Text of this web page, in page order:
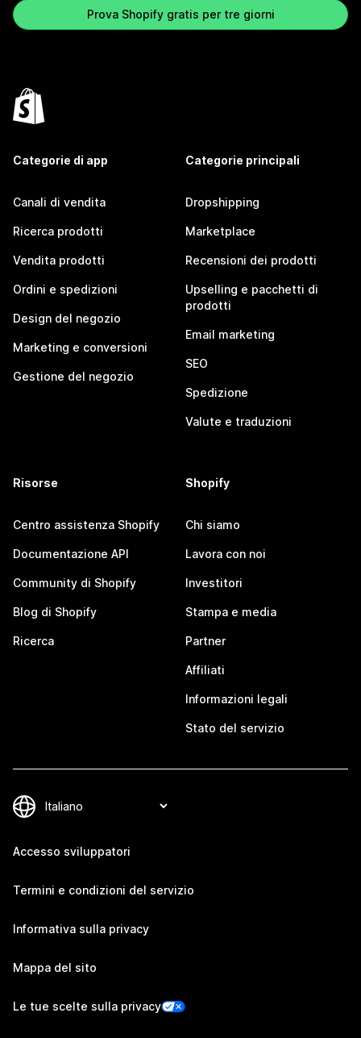
Prova Shopify gratis per tre giorni
Categorie di app
Canali di vendita
Ricerca prodotti
Vendita prodotti
Ordini e spedizioni
Design del negozio
Marketing e conversioni
Gestione del negozio
Categorie principali
Dropshipping
Marketplace
Recensioni dei prodotti
Upselling e pacchetti di
prodotti
Email marketing
SEO
Spedizione
Valute e traduzioni
Risorse
Centro assistenza Shopify
Documentazione API
Community di Shopify
Blog di Shopify
Ricerca
Shopify
Chi siamo
Lavora con noi
Investitori
Stampa e media
Partner
Affiliati
Informazioni legali
Stato del servizio
Accesso sviluppatori
Termini e condizioni del servizio
Informativa sulla privacy
Mappa del sito
Le tue scelte sulla privacy